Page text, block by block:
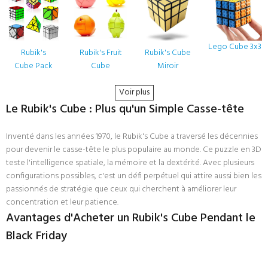
Rubik's
Cube Pack
Rubik's Fruit
Cube
Rubik's Cube
Miroir
Lego Cube 3x3
Voir plus
Le Rubik's Cube : Plus qu'un Simple Casse-tête
Inventé dans les années 1970, le Rubik's Cube a traversé les décennies
pour devenir le casse-tête le plus populaire au monde. Ce puzzle en 3D
teste l'intelligence spatiale, la mémoire et la dextérité. Avec plusieurs
configurations possibles, c'est un défi perpétuel qui attire aussi bien les
passionnés de stratégie que ceux qui cherchent à améliorer leur
concentration et leur patience.
Avantages d'Acheter un Rubik's Cube Pendant le
Black Friday